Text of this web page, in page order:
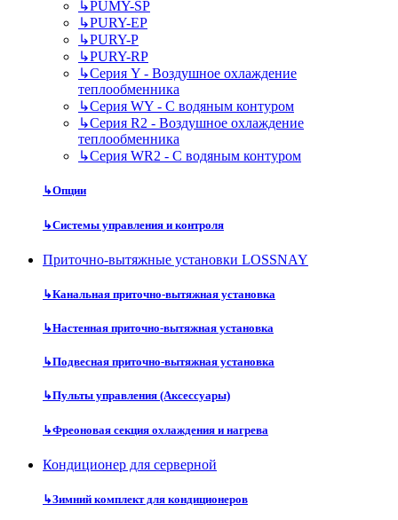
↳PUMY-SP
↳PURY-EP
↳PURY-P
↳PURY-RP
↳Серия Y - Воздушное охлаждение
теплообменника
↳Серия WY - С водяным контуром
↳Серия R2 - Воздушное охлаждение
теплообменника
↳Серия WR2 - С водяным контуром
↳Опции
↳Системы управления и контроля
Приточно-вытяжные установки LOSSNAY
↳Канальная приточно-вытяжная установка
↳Настенная приточно-вытяжная установка
↳Подвесная приточно-вытяжная установка
↳Пульты управления (Аксессуары)
↳Фреоновая секция охлаждения и нагрева
Кондиционер для серверной
↳Зимний комплект для кондиционеров